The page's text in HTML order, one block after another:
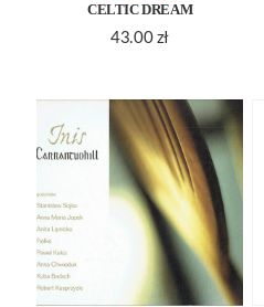
CELTIC DREAM
43.00 zł